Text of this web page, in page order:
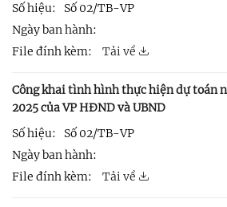
Số hiệu:
Số 02/TB-VP
Ngày ban hành:
File đính kèm:
Tải về
Công khai tình hình thực hiện dự toán
2025 của VP HĐND và UBND
Số hiệu:
Số 02/TB-VP
Ngày ban hành:
File đính kèm:
Tải về